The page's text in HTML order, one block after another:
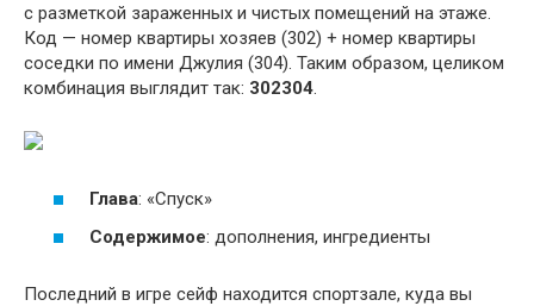
с разметкой зараженных и чистых помещений на этаже.
Код — номер квартиры хозяев (302) + номер квартиры
соседки по имени Джулия (304). Таким образом, целиком
комбинация выглядит так: 302304
Глава: «Спуск»
Содержимое: дополнения, ингредиенты
Последний в игре сейф находится спортзале, куда вы